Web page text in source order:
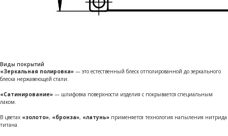
Виды покрытий
«Зеркальная полировка» — это естественный блеск отполированной до зеркального
блеска нержавеющей стали.
«Сатинирование» — шлифовка поверхности изделия с покрывается специальным
лаком.
В цветах «золото», «бронза», «латунь» применяется технология напыления нитрида
титана.